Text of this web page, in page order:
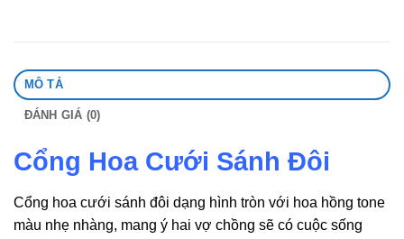
MÔ TẢ
ĐÁNH GIÁ (0)
Cổng Hoa Cưới Sánh Đôi
Cổng hoa cưới sánh đôi dạng hình tròn với hoa hồng tone
màu nhẹ nhàng, mang ý hai vợ chồng sẽ có cuộc sống